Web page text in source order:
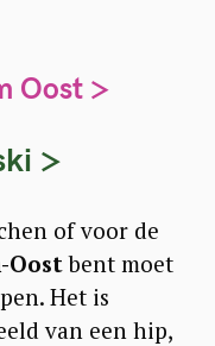
Oost >
>
of voor de
Oostbent moet
Het is
van een hip,